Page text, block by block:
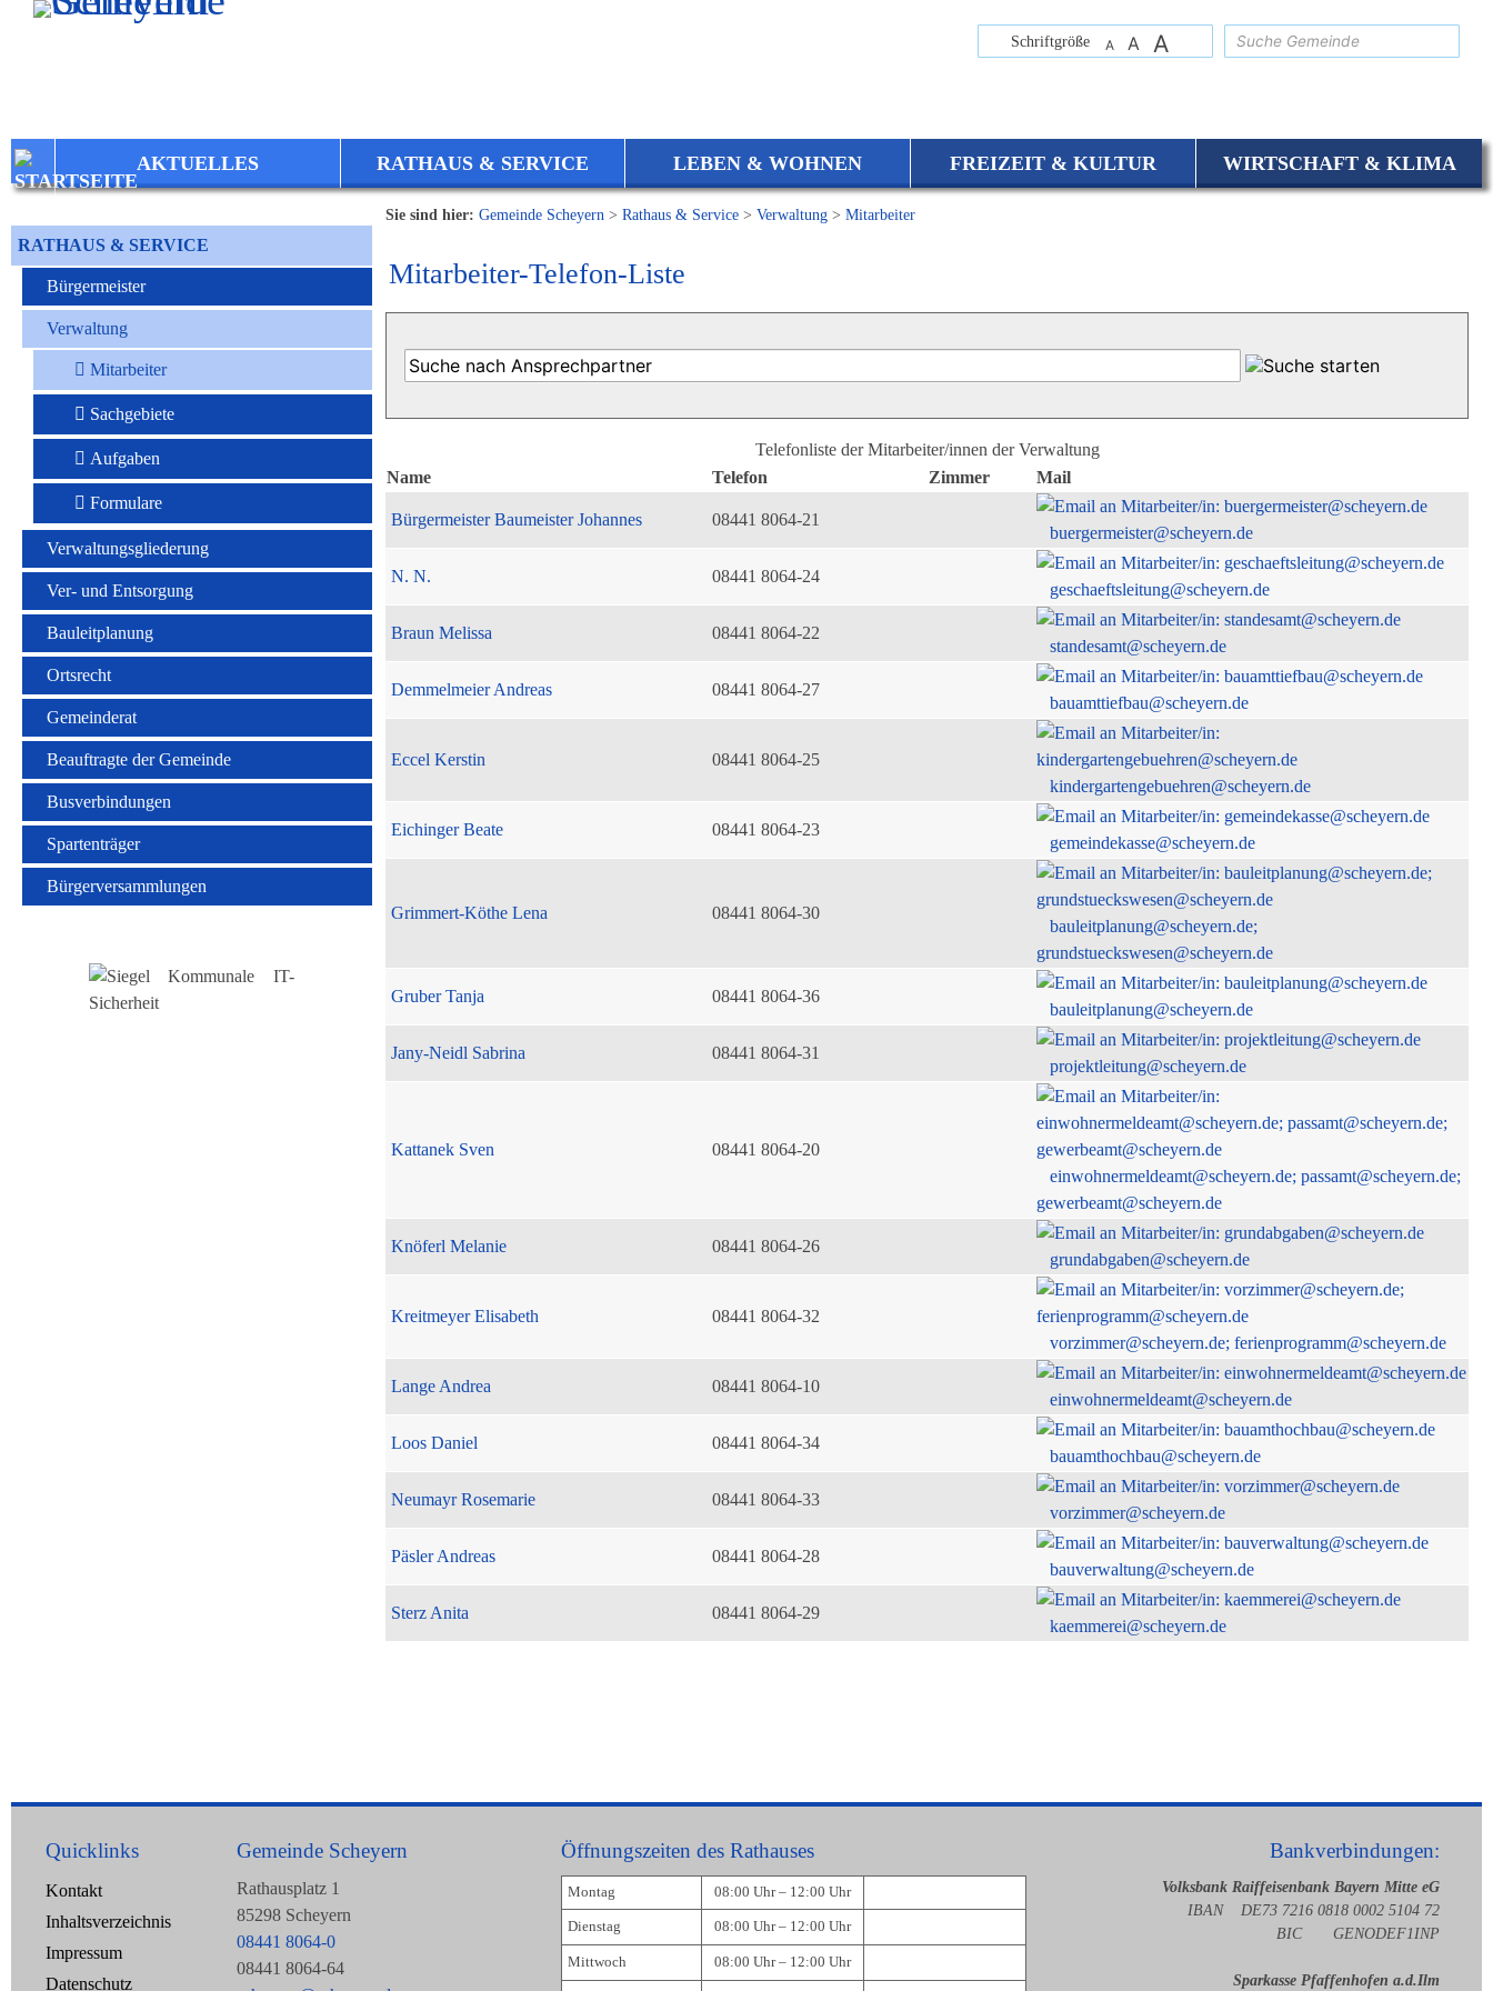
Zum Inhalt,zur Navigationoder
Schriftgröße A A A
AKTUELLES RATHAUS & SERVICE LEBEN & WOHNEN FREIZEIT & KULTUR WIRTSCHAFT & KLIMA
RATHAUS & SERVICE
Bürgermeister
Verwaltung
Mitarbeiter
Sachgebiete
Aufgaben
Formulare
Verwaltungsgliederung
Ver- und Entsorgung
Bauleitplanung
Ortsrecht
Gemeinderat
Beauftragte der Gemeinde
Busverbindungen
Spartenträger
Bürgerversammlungen
Sie sind hier: Gemeinde Scheyern > Rathaus & Service > Verwaltung > Mitarbeiter
Mitarbeiter-Telefon-Liste
Telefonliste der Mitarbeiter/innen der Verwaltung
Name
Telefon Zimmer Mail
Bürgermeister Baumeister Johannes 08441 8064-21
buergermeister@scheyern.de
N. N. 08441 8064-24
geschaeftsleitung@scheyern.de
Braun Melissa 08441 8064-22
standesamt@scheyern.de
Demmelmeier Andreas 08441 8064-27
bauamttiefbau@scheyern.de
Eccel Kerstin
08441 8064-25
kindergartengebuehren@scheyern.de
Eichinger Beate 08441 8064-23
gemeindekasse@scheyern.de
Grimmert-Köthe Lena 08441 8064-30
bauleitplanung@scheyern.de;
grundstueckswesen@scheyern.de
Gruber Tanja 08441 8064-36
bauleitplanung@scheyern.de
Jany-Neidl Sabrina 08441 8064-31
projektleitung@scheyern.de
Kattanek Sven
08441 8064-20
einwohnermeldeamt@scheyern.de; passamt@scheyern.de;
gewerbeamt@scheyern.de
Knöferl Melanie 08441 8064-26
grundabgaben@scheyern.de
Kreitmeyer Elisabeth
08441 8064-32
vorzimmer@scheyern.de; ferienprogramm@scheyern.de
Lange Andrea 08441 8064-10
einwohnermeldeamt@scheyern.de
Loos Daniel 08441 8064-34
bauamthochbau@scheyern.de
Neumayr Rosemarie 08441 8064-33
vorzimmer@scheyern.de
Päsler Andreas 08441 8064-28
bauverwaltung@scheyern.de
Sterz Anita 08441 8064-29
kaemmerei@scheyern.de
Quicklinks
Kontakt
Inhaltsverzeichnis
Impressum
Datenschutz
Gemeinde Scheyern
Rathausplatz 1
85298 Scheyern
08441 8064-0
08441 8064-64
Öffnungszeiten des Rathauses
Montag 08:00 Uhr – 12:00 Uhr
Dienstag 08:00 Uhr – 12:00 Uhr
Mittwoch 08:00 Uhr – 12:00 Uhr
Bankverbindungen:
Volksbank Raiffeisenbank Bayern Mitte eG
IBAN DE73 7216 0818 0002 5104 72
BIC GENODEF1INP
Sparkasse Pfaffenhofen a.d.Ilm